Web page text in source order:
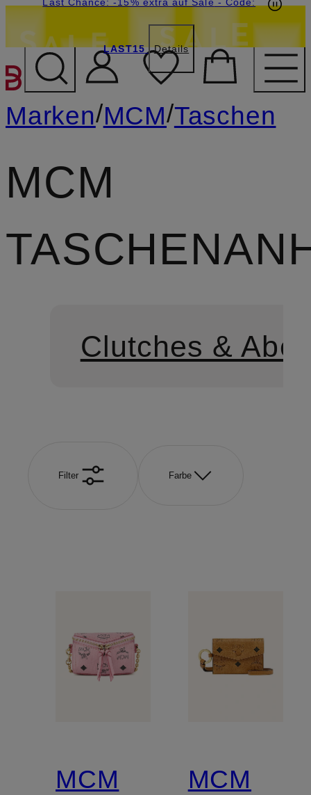
ZUM HAUPTINHALT
LAST15 Details
Marken/MCM/Taschen
MCM
Clutches &
Filter Farbe
MCM
MCM